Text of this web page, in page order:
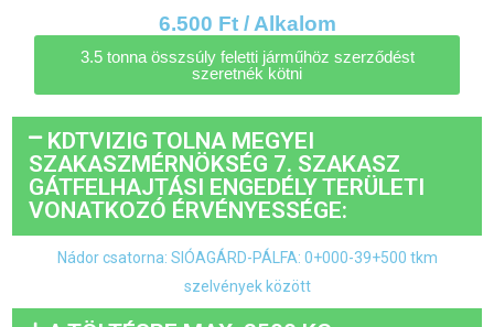
6.500 Ft / Alkalom
3.5 tonna összsúly feletti járműhöz szerződést
szeretnék kötni
KDTVIZIG TOLNA MEGYEI
SZAKASZMÉRNÖKSÉG 7. SZAKASZ
GÁTFELHAJTÁSI ENGEDÉLY TERÜLETI
VONATKOZÓ ÉRVÉNYESSÉGE:
Nádor csatorna: SIÓAGÁRD-PÁLFA: 0+000-39+500 tkm
szelvények között